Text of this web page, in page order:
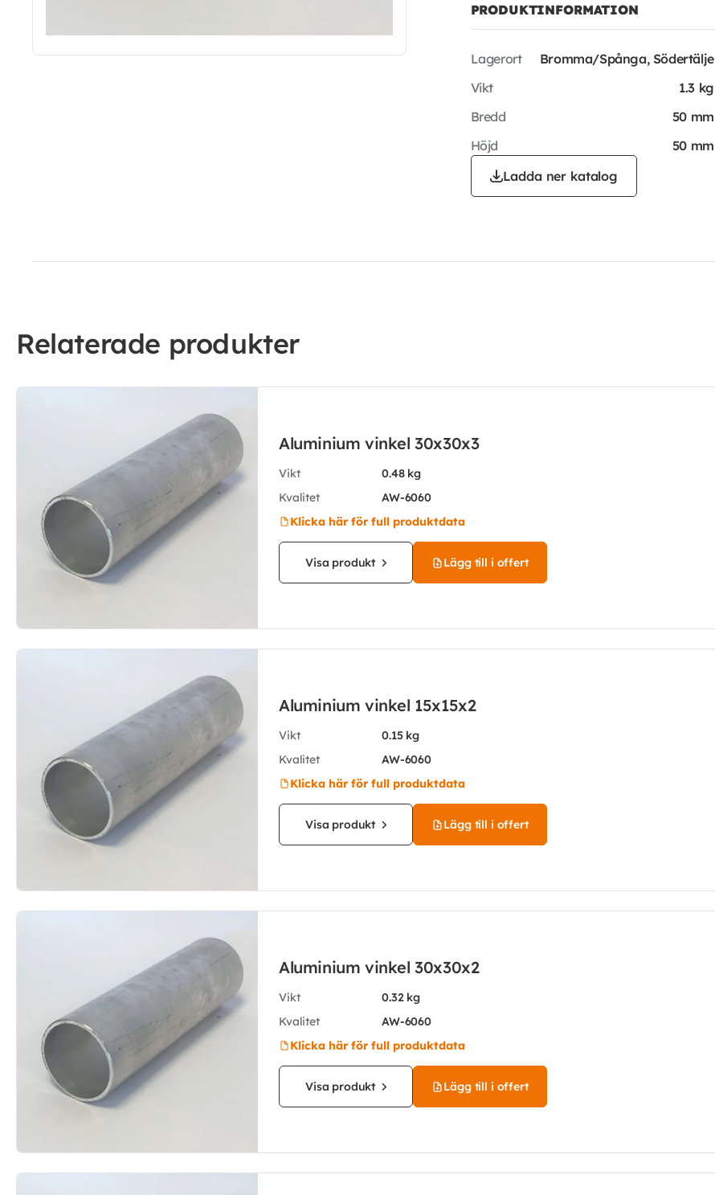
PRODUKTINFORMATION
Lagerort
Bromma/Spånga, Södertälje
Vikt
1.3 kg
Bredd
50 mm
Höjd
50 mm
Ladda ner katalog
Relaterade produkter
Aluminium vinkel 30x30x3
Vikt
0.48 kg
Kvalitet
AW-6060
Klicka här för full produktdata
Visa produkt Lägg till i offert
Aluminium vinkel 15x15x2
Vikt
0.15 kg
Kvalitet
AW-6060
Klicka här för full produktdata
Visa produkt Lägg till i offert
Aluminium vinkel 30x30x2
Vikt
0.32 kg
Kvalitet
AW-6060
Klicka här för full produktdata
Visa produkt Lägg till i offert